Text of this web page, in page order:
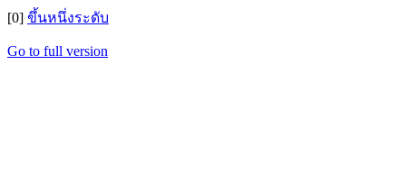
[0] ขึ้นหนึ่งระดับ
Go to full version